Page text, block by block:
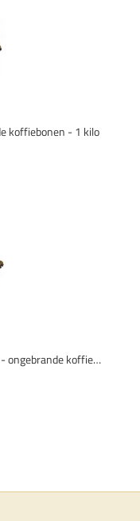
koffiebonen - 1 kilo
Indonesia Arabica Mandheling grade 1 - ongebrande koffiebonen - 1 kilo